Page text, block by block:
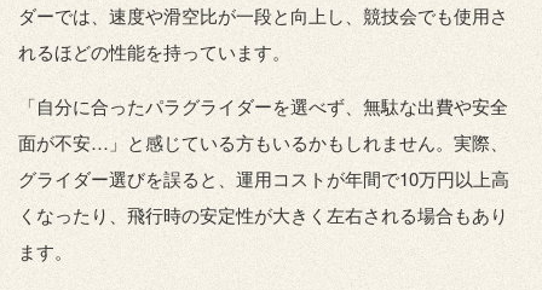
ダーでは、速度や滑空比が一段と向上し、競技会でも使用さ
れるほどの性能を持っています。
「自分に合ったパラグライダーを選べず、無駄な出費や安全
面が不安…」と感じている方もいるかもしれません。実際、
グライダー選びを誤ると、運用コストが年間で10万円以上高
くなったり、飛行時の安定性が大きく左右される場合もあり
ます。